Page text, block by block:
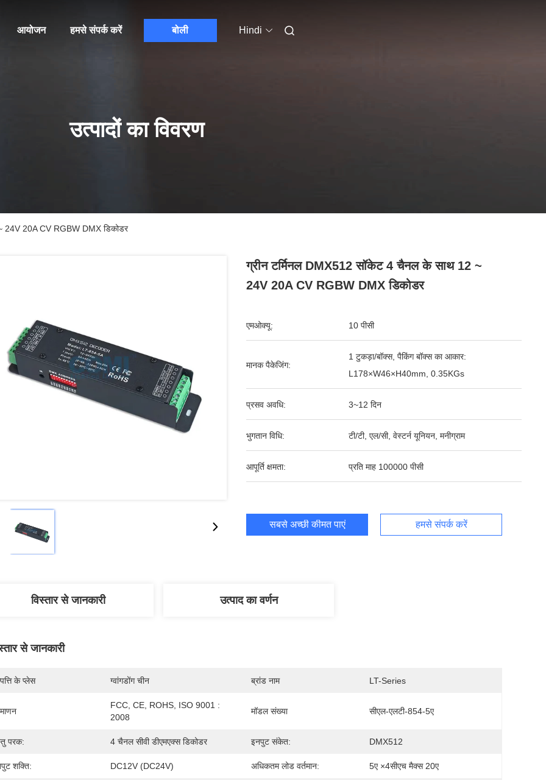
आयोजन हमसे संपर्क करें बोली Hindi
उत्पादों का विवरण
24V 20A CV RGBW DMX डिकोडर
ग्रीन टर्मिनल DMX512 सॉकेट 4 चैनल के साथ 12 ~
24V 20A CV RGBW DMX डिकोडर
एमओक्यू: 10 पीसी
मानक पैकेजिंग:
1 टुकड़ा/बॉक्स, पैकिंग बॉक्स का आकार:
L178×W46×H40mm, 0.35KGs
प्रसव अवधि: 3~12 दिन
भुगतान विधि: टी/टी, एल/सी, वेस्टर्न यूनियन, मनीग्राम
आपूर्ति क्षमता: प्रति माह 100000 पीसी
सबसे अच्छी कीमत पाएं हमसे संपर्क करें
विस्तार से जानकारी उत्पाद का वर्णन
से जानकारी
के प्लेस ग्वांगडोंग चीन ब्रांड नाम LT-Series
FCC, CE, ROHS, ISO 9001 :
2008
मॉडल संख्या सीएल-एलटी-854-5ए
परक: 4 चैनल सीवी डीएमएक्स डिकोडर इनपुट संकेत: DMX512
शक्ति: DC12V (DC24V) अधिकतम लोड वर्तमान: 5ए ×4सीएच मैक्स 20ए